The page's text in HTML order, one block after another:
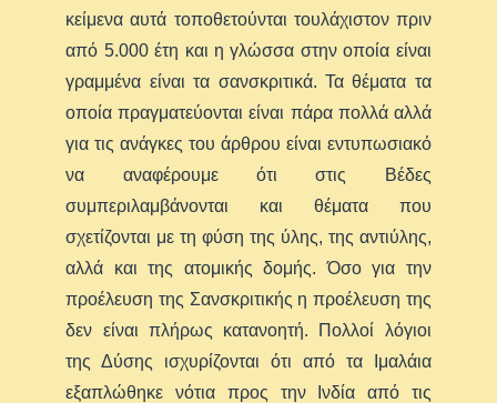
κείμενα αυτά τοποθετούνται τουλάχιστον πριν
από 5.000 έτη και η γλώσσα στην οποία είναι
γραμμένα είναι τα σανσκριτικά. Τα θέματα τα
οποία πραγματεύονται είναι πάρα πολλά αλλά
για τις ανάγκες του άρθρου είναι εντυπωσιακό
να αναφέρουμε ότι στις Βέδες
συμπεριλαμβάνονται και θέματα που
σχετίζονται με τη φύση της ύλης, της αντιύλης,
αλλά και της ατομικής δομής. Όσο για την
προέλευση της Σανσκριτικής η προέλευση της
δεν είναι πλήρως κατανοητή. Πολλοί λόγιοι
της Δύσης ισχυρίζονται ότι από τα Ιμαλάια
εξαπλώθηκε νότια προς την Ινδία από τις